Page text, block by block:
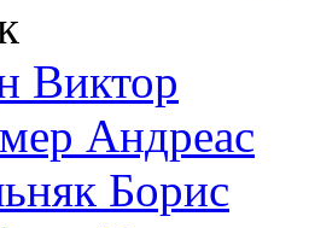
Виктор
Андреас
Борис